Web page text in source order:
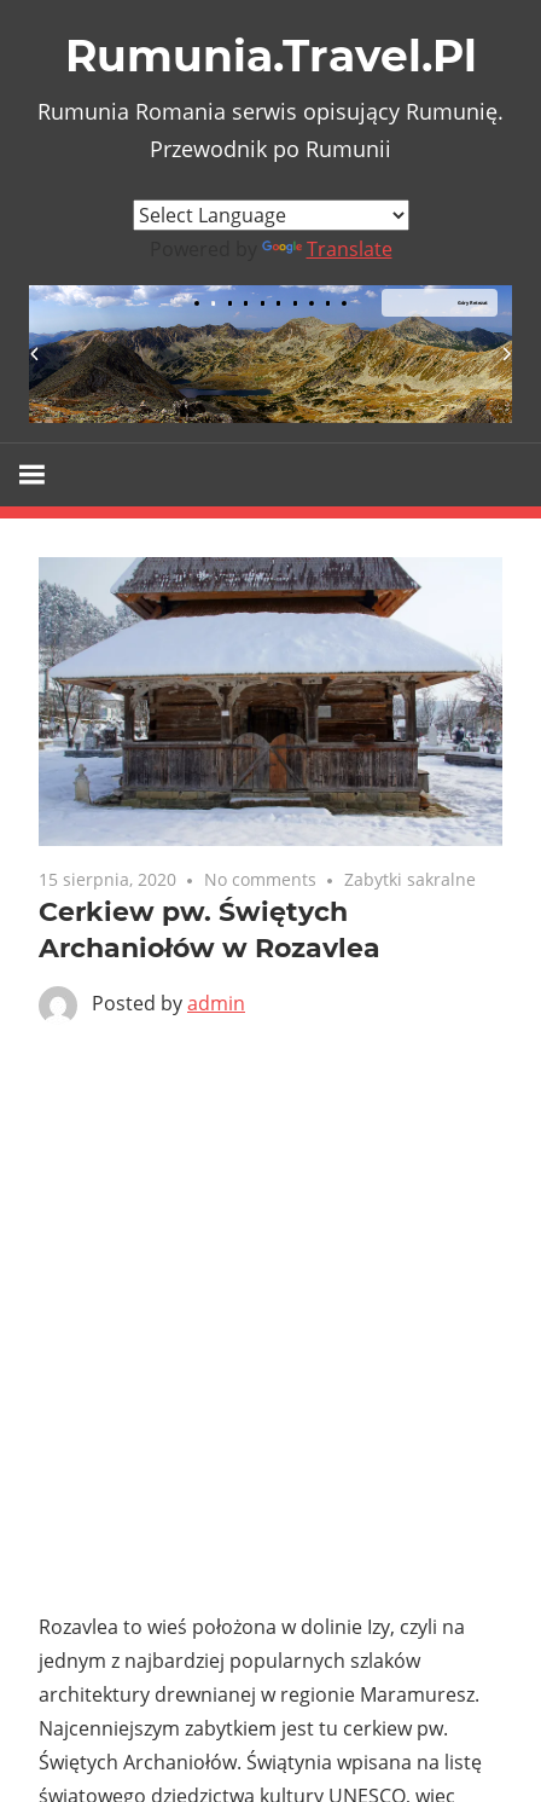
Rumunia.Travel.Pl
Rumunia Romania serwis opisujący Rumunię.
Przewodnik po Rumunii
Translate
Góry Retezat
15 sierpnia, 2020 No comments Zabytki sakralne
Cerkiew pw. Świętych
Archaniołów w Rozavlea
Posted byadmin
Rozavlea to wieś położona w dolinie Izy, czyli na
jednym z najbardziej popularnych szlaków
architektury drewnianej w regionie Maramuresz.
Najcenniejszym zabytkiem jest tu cerkiew pw.
Świętych Archaniołów. Świątynia wpisana na listę
światowego dziedzictwa kultury UNESCO, więc